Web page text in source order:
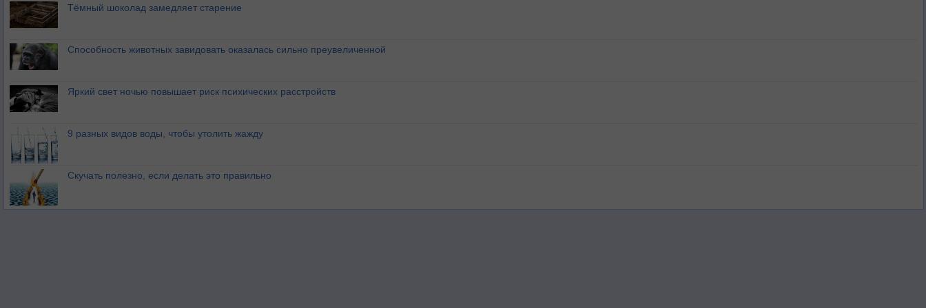
Тёмный шоколад замедляет старение
Способность животных завидовать оказалась сильно преувеличенной
Яркий свет ночью повышает риск психических расстройств
9 разных видов воды, чтобы утолить жажду
Скучать полезно, если делать это правильно